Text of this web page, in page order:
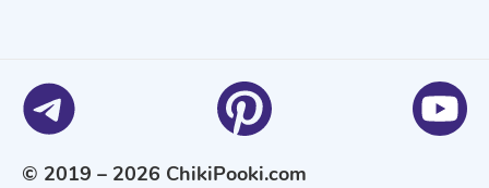
© 2019 – 2026 ChikiPooki.com